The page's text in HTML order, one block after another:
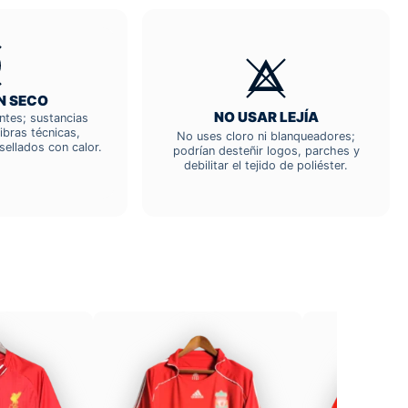
SECO
sustancias
técnicas,
con calor.
NO USAR LEJÍA
No uses cloro ni blanqueadores;
podrían desteñir logos, parches y
debilitar el tejido de poliéster.